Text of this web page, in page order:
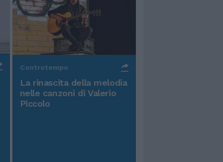
Controtempo
La rinascita della melodia
nelle canzoni di Valerio
Piccolo